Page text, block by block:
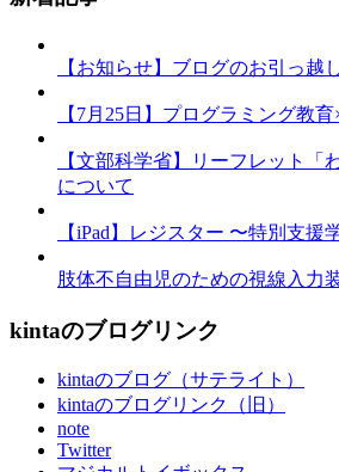
【お知らせ】ブログのお引っ越
【7月25日】プログラミング教
【文部科学省】リーフレット
について
【iPad】レジスター 〜特別支
肢体不自由児のための視線入力
kintaのブログリンク
kintaのブログ（サテライト）
kintaのブログリンク（旧）
note
Twitter